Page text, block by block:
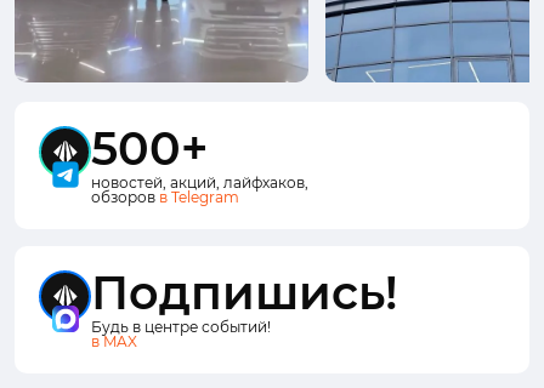
500+
новостей, акций, лайфхаков,
обзоров в Telegram
Подпишись!
Будь в центре событий!
в MAX